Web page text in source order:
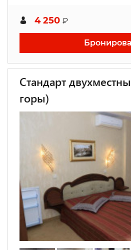
4 250 ₽
Стандарт
горы)